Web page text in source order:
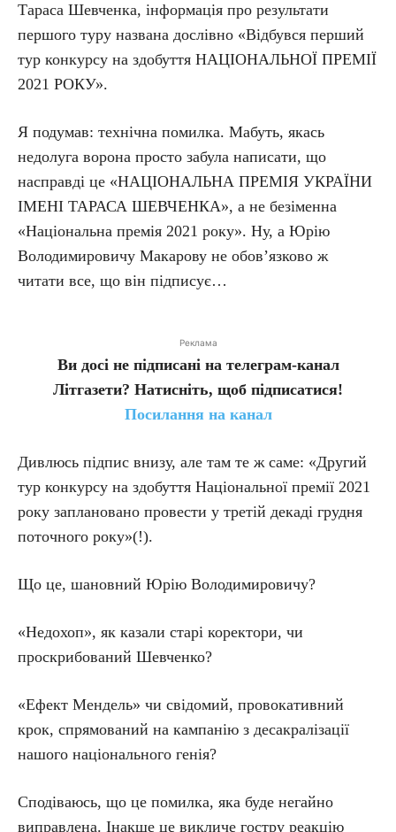
Тараса Шевченка, інформація про результати
першого туру названа дослівно «Відбувся перший
тур конкурсу на здобуття НАЦІОНАЛЬНОЇ ПРЕМІЇ
2021 РОКУ».
Я подумав: технічна помилка. Мабуть, якась
недолуга ворона просто забула написати, що
насправді це «НАЦІОНАЛЬНА ПРЕМІЯ УКРАЇНИ
ІМЕНІ ТАРАСА ШЕВЧЕНКА», а не безіменна
«Національна премія 2021 року». Ну, а Юрію
Володимировичу Макарову не обов’язково ж
читати все, що він підписує…
Реклама
Ви досі не підписані на телеграм-канал
Літгазети? Натисніть, щоб підписатися!
Посилання на канал
Дивлюсь підпис внизу, але там те ж саме: «Другий
тур конкурсу на здобуття Національної премії 2021
року заплановано провести у третій декаді грудня
поточного року»(!).
Що це, шановний Юрію Володимировичу?
«Недохоп», як казали старі коректори, чи
проскрибований Шевченко?
«Ефект Мендель» чи свідомий, провокативний
крок, спрямований на кампанію з десакралізації
нашого національного генія?
Сподіваюсь, що це помилка, яка буде негайно
виправлена. Інакше це викличе гостру реакцію